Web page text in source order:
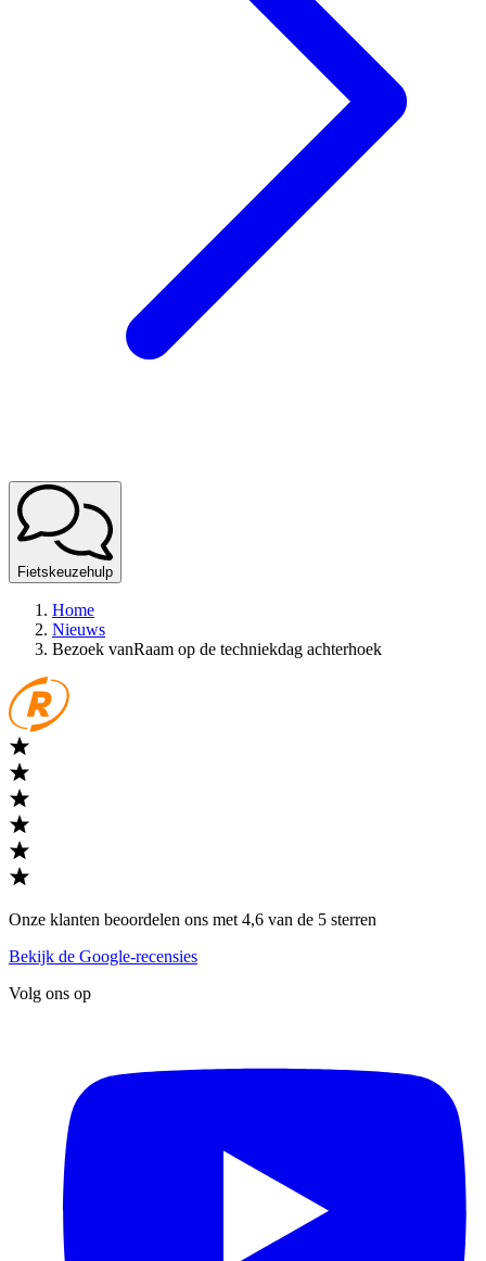
Fietskeuzehulp
Home
Nieuws
Bezoek vanRaam op de techniekdag achterhoek
Onze klanten beoordelen ons met 4,6 van de 5 sterren
Bekijk de Google-recensies
Volg ons op